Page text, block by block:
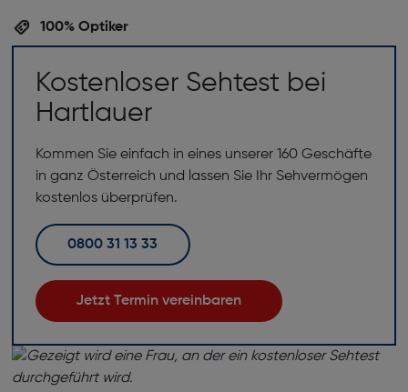
100% Optiker
Kostenloser Sehtest bei
Hartlauer
Kommen Sie einfach in eines unserer 160 Geschäfte
in ganz Österreich und lassen Sie Ihr Sehvermögen
kostenlos überprüfen.
0800 31 13 33
Jetzt Termin vereinbaren